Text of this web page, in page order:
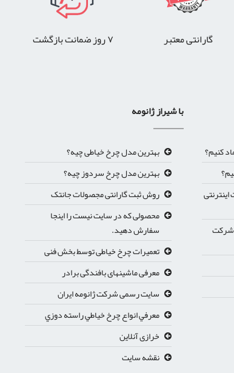
گارانتی معتبر ۷ روز ضمانت بازگشت
کنیم؟
شرکت
با شیراز ژانومه
بهترین مدل چرخ خیاطی چیه؟
بهترین مدل چرخ سردوز چیه؟
روش ثبت گارانتی مجصولات جانتک
محصولی که در سایت نیست را اینجا
سفارش دهید.
تعمیرات چرخ خیاطی توسط بخش فنی
معرفی ماشینهای بافندگی برادر
سایت رسمی شرکت ژانومه ایران
معرفي انواع چرخ خياطي راسته دوزي
خرازی آنلاین
نقشه سایت